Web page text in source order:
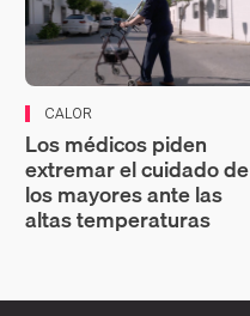
CALOR
Los médicos piden
extremar el cuidado de
los mayores ante las
altas temperaturas